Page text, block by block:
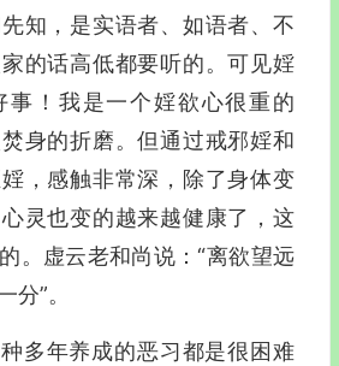
知，是实语者、如语者、不
的话高低都要听的。可见婬
事！我是一个婬欲心很重的
身的折磨。但通过戒邪婬和
，感触非常深，除了身体变
灵也变的越来越健康了，这
。虚云老和尚说：“离欲望远
分”。
多年养成的恶习都是很困难